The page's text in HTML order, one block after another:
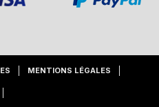
MENTIONS LÉGALES